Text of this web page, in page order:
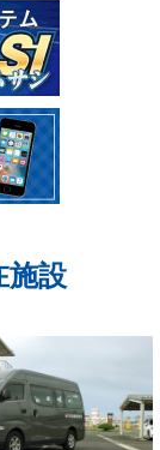
施設